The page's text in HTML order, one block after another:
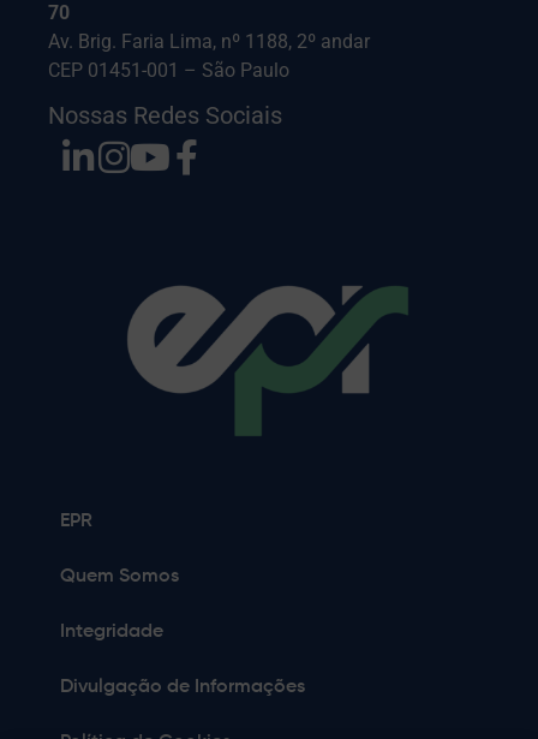
70
Av. Brig. Faria Lima, nº 1188, 2º andar
CEP 01451-001 – São Paulo
Nossas Redes Sociais
EPR
Quem Somos
Integridade
Divulgação de Informações